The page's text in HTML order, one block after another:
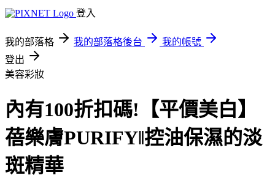
登入
我的部落格 我的部落格後台
我的帳號
登出
美容彩妝
內有100折扣碼!【平價美白】
蓓樂膚PURIFY‖控油保濕的淡
斑精華